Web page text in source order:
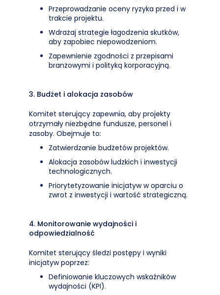
Przeprowadzanie oceny ryzyka przed i w
trakcie projektu.
Wdrażaj strategie łagodzenia skutków,
aby zapobiec niepowodzeniom.
Zapewnienie zgodności z przepisami
branżowymi i polityką korporacyjną.
3. Budżet i alokacja zasobów
Komitet sterujący zapewnia, aby projekty
otrzymały niezbędne fundusze, personel i
zasoby. Obejmuje to:
Zatwierdzanie budżetów projektów.
Alokacja zasobów ludzkich i inwestycji
technologicznych.
Priorytetyzowanie inicjatyw w oparciu o
zwrot z inwestycji i wartość strategiczną.
4. Monitorowanie wydajności i
odpowiedzialność
Komitet sterujący śledzi postępy i wyniki
inicjatyw poprzez:
Definiowanie kluczowych wskaźników
wydajności (KPI).